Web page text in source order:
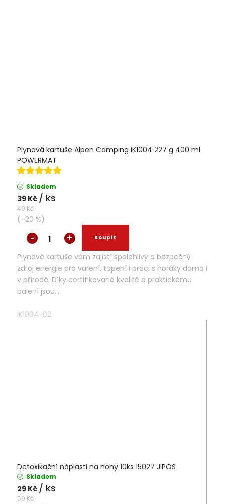
Plynová kartuše Alpen Camping IK1004 227 g 400 ml
POWERMAT
Skladem
39 Kč / ks
49 Kč
(–20 %)
Plynové kartuše vám zajistí spolehlivý a bezpečný
zdroj energie pro vaření, topení i práci s hořáky doma i
v přírodě. Díky certifikované kvalitě a praktickému
balení jsou...
IK1004-02
Detoxikační náplasti na nohy 10ks 15027 JIPOS
Skladem
29 Kč / ks
59 Kč